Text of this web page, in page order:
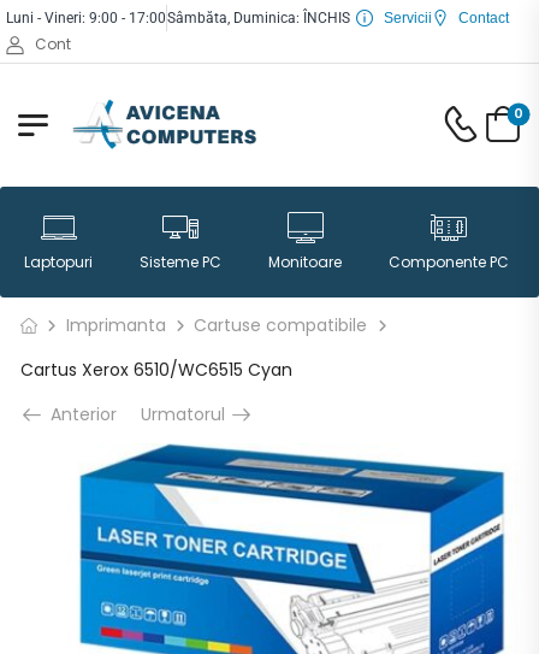
Luni - Vineri: 9:00 - 17:00Sâmbăta, Duminica: ÎNCHIS Servicii Contact
Cont
0
Laptopuri Sisteme PC Monitoare Componente PC
Imprimanta
Cartuse compatibile
Cartus Xerox 6510/WC6515 Cyan
Anterior
Urmatorul